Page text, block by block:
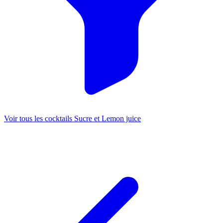
Voir tous les cocktails Sucre et Lemon juice